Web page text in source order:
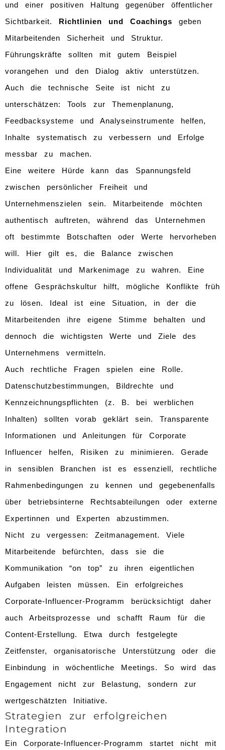
und einer positiven Haltung gegenüber öffentlicher
Sichtbarkeit. Richtlinien und Coachings geben
Mitarbeitenden Sicherheit und Struktur.
Führungskräfte sollten mit gutem Beispiel
vorangehen und den Dialog aktiv unterstützen.
Auch die technische Seite ist nicht zu
unterschätzen: Tools zur Themenplanung,
Feedbacksysteme und Analyseinstrumente helfen,
Inhalte systematisch zu verbessern und Erfolge
messbar zu machen.
Eine weitere Hürde kann das Spannungsfeld
zwischen persönlicher Freiheit und
Unternehmenszielen sein. Mitarbeitende möchten
authentisch auftreten, während das Unternehmen
oft bestimmte Botschaften oder Werte hervorheben
will. Hier gilt es, die Balance zwischen
Individualität und Markenimage zu wahren. Eine
offene Gesprächskultur hilft, mögliche Konflikte früh
zu lösen. Ideal ist eine Situation, in der die
Mitarbeitenden ihre eigene Stimme behalten und
dennoch die wichtigsten Werte und Ziele des
Unternehmens vermitteln.
Auch rechtliche Fragen spielen eine Rolle.
Datenschutzbestimmungen, Bildrechte und
Kennzeichnungspflichten (z. B. bei werblichen
Inhalten) sollten vorab geklärt sein. Transparente
Informationen und Anleitungen für Corporate
Influencer helfen, Risiken zu minimieren. Gerade
in sensiblen Branchen ist es essenziell, rechtliche
Rahmenbedingungen zu kennen und gegebenenfalls
über betriebsinterne Rechtsabteilungen oder externe
Expertinnen und Experten abzustimmen.
Nicht zu vergessen: Zeitmanagement. Viele
Mitarbeitende befürchten, dass sie die
Kommunikation “on top” zu ihren eigentlichen
Aufgaben leisten müssen. Ein erfolgreiches
Corporate-Influencer-Programm berücksichtigt daher
auch Arbeitsprozesse und schafft Raum für die
Content-Erstellung. Etwa durch festgelegte
Zeitfenster, organisatorische Unterstützung oder die
Einbindung in wöchentliche Meetings. So wird das
Engagement nicht zur Belastung, sondern zur
wertgeschätzten Initiative.
Strategien zur erfolgreichen
Integration
Ein Corporate-Influencer-Programm startet nicht mit